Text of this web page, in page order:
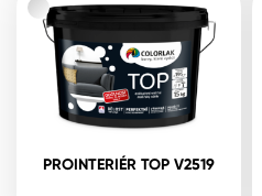
PROINTERIÉR TOP V2519